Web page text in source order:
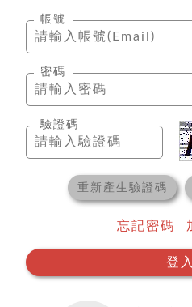
帳號
密碼
驗證碼
重新產生驗證碼
忘記密碼
登入